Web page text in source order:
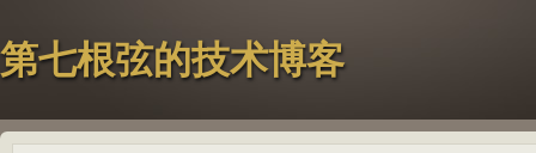
第七根弦的技术博客